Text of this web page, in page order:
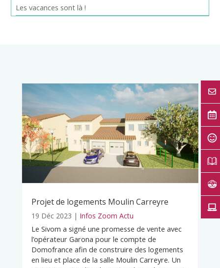
Les vacances sont là !
Projet de logements Moulin Carreyre
19 Déc 2023 | Infos Zoom Actu
Le Sivom a signé une promesse de vente avec
l’opérateur Garona pour le compte de
Domofrance afin de construire des logements
en lieu et place de la salle Moulin Carreyre. Un